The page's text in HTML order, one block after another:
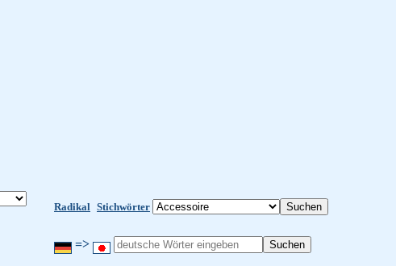
Radikal Stichwörter
=>